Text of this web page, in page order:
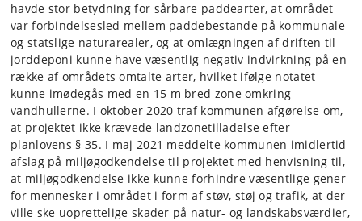
havde stor betydning for sårbare paddearter, at området
var forbindelsesled mellem paddebestande på kommunale
og statslige naturarealer, og at omlægningen af driften til
jorddeponi kunne have væsentlig negativ indvirkning på en
række af områdets omtalte arter, hvilket ifølge notatet
kunne imødegås med en 15 m bred zone omkring
vandhullerne. I oktober 2020 traf kommunen afgørelse om,
at projektet ikke krævede landzonetilladelse efter
planlovens § 35. I maj 2021 meddelte kommunen imidlertid
afslag på miljøgodkendelse til projektet med henvisning til,
at miljøgodkendelse ikke kunne forhindre væsentlige gener
for mennesker i området i form af støv, støj og trafik, at der
ville ske uoprettelige skader på natur- og landskabsværdier,